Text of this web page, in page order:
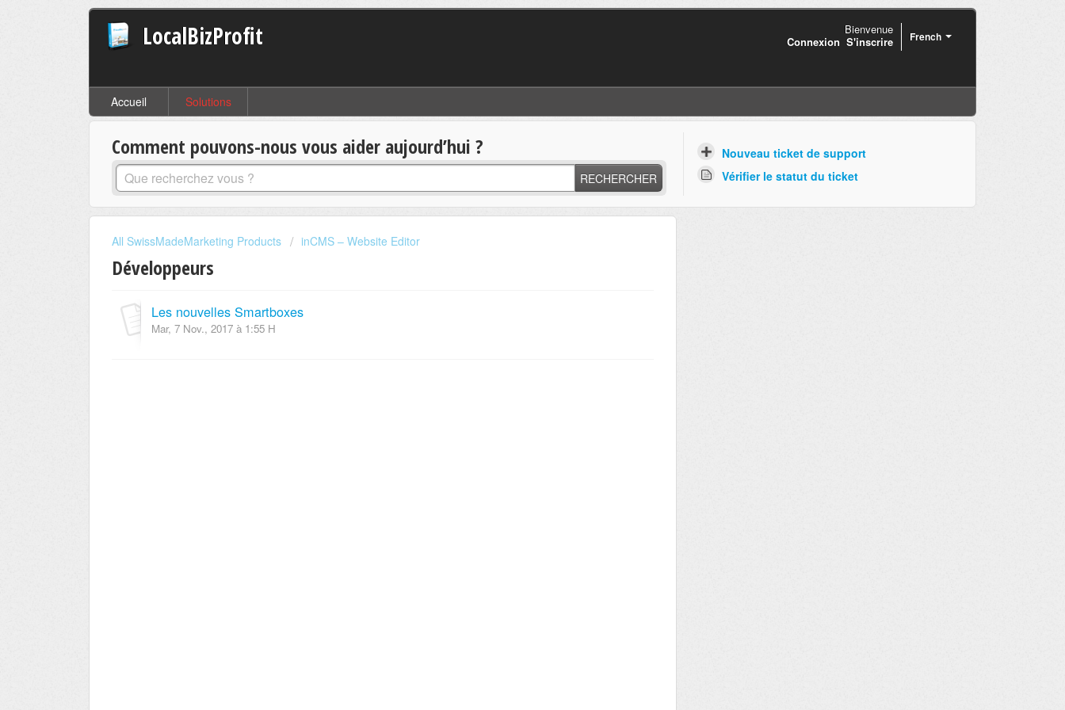
LocalBizProfit French
Bienvenue
Connexion S'inscrire
Accueil Solutions
Comment pouvons-nous vous aider aujourd’hui ?
RECHERCHER
Nouveau ticket de support
Vérifier le statut du ticket
All SwissMadeMarketing Products inCMS – Website Editor
Développeurs
Les nouvelles Smartboxes
Mar, 7 Nov., 2017 à 1:55 H